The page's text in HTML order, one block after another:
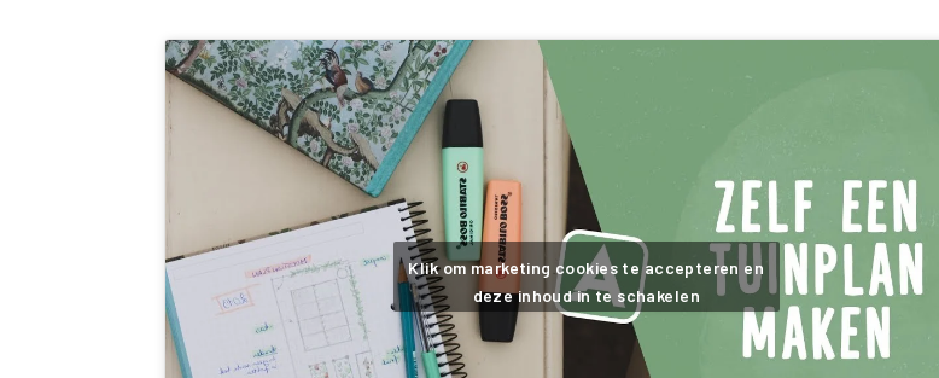
Klik om marketing cookies te accepteren en
deze inhoud in te schakelen